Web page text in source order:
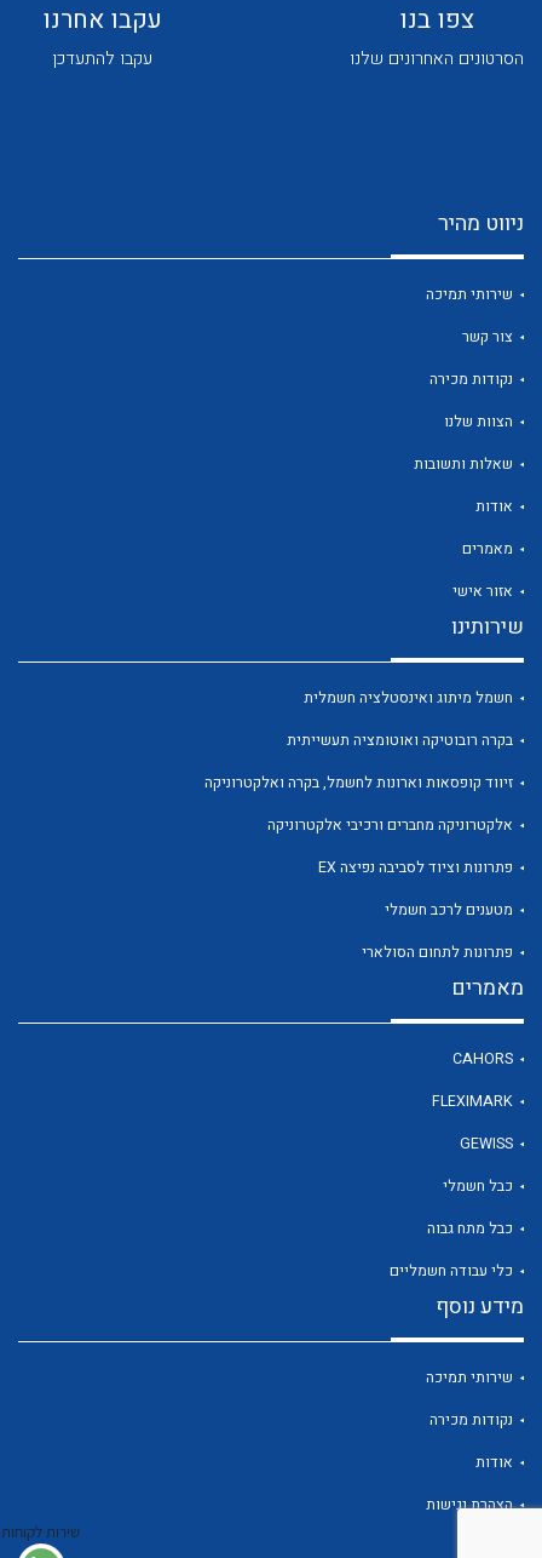
שירות לקוחות
לכל מוצרי היצרן
לכל מוצרי היצרן
לכל מוצרי היצרן
צפו בנו
הסרטונים האחרונים שלנו
עקבו אחרנו
עקבו להתעדכן
ניווט מהיר
שירותי תמיכה
צור קשר
נקודות מכירה
הצוות שלנו
שאלות ותשובות
אודות
מאמרים
אזור אישי
שירותינו
חשמל מיתוג ואינסטלציה חשמלית
בקרה רובוטיקה ואוטומציה תעשייתית
זיווד קופסאות וארונות לחשמל, בקרה ואלקטרוניקה
אלקטרוניקה מחברים ורכיבי אלקטרוניקה
פתרונות וציוד לסביבה נפיצה EX
מטענים לרכב חשמלי
פתרונות לתחום הסולארי
מאמרים
CAHORS
FLEXIMARK
GEWISS
כבל חשמלי
כבל מתח גבוה
כלי עבודה חשמליים
מידע נוסף
שירותי תמיכה
נקודות מכירה
אודות
הצהרת נגישות